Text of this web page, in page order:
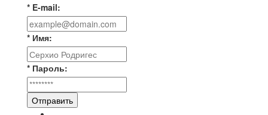
* E-mail:
* Имя:
* Пароль:
Отправить